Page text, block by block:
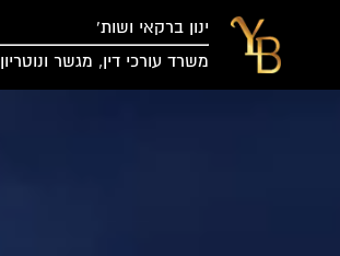
ינון ברקאי ושות’
משרד עורכי דין, מגשר ונוטריון